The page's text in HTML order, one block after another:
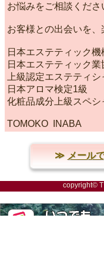
お悩みをご相談くださ
お客様との出会いを、
日本エステティック機
日本エステティック業
上級認定エステティシ
日本アロマ検定1級
化粧品成分上級スペシ
TOMOKO INABA
メール
copyright©